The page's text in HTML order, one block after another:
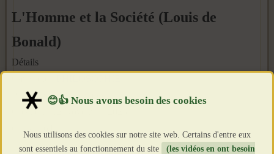
L'Homme et la Société (Louis de
Bonald)
Détails
Publié le : 12 Novembre 2023
Création : 12 Novembre 2023
Nous utilisons des cookies sur notre site web. Certains d'entre eux
sont essentiels au fonctionnement du site
(les vidéos en ont besoin